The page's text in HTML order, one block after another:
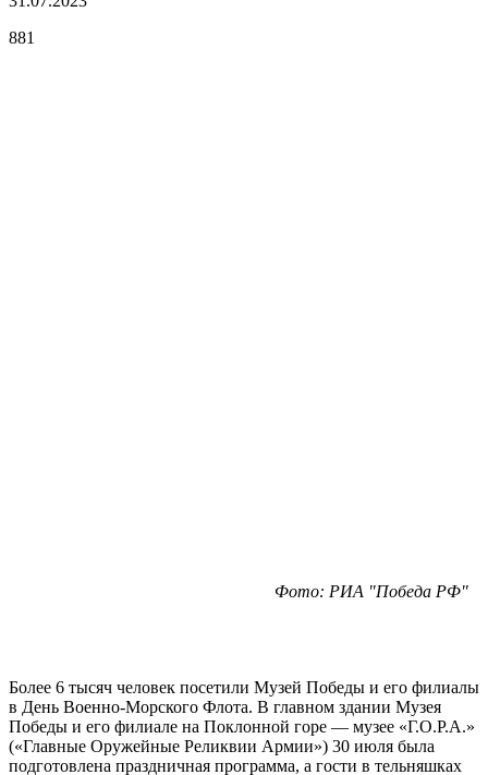
881
Фото: РИА "Победа РФ"
Более 6 тысяч человек посетили Музей Победы и его филиалы
в День Военно-Морского Флота. В главном здании Музея
Победы и его филиале на Поклонной горе — музее «Г.О.Р.А.»
(«Главные Оружейные Реликвии Армии») 30 июля была
подготовлена праздничная программа, а гости в тельняшках